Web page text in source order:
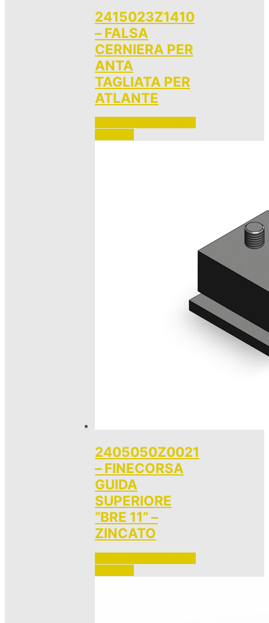
2415023Z1410
– FALSA
CERNIERA PER
ANTA
TAGLIATA PER
ATLANTE
2405050Z0021
– FINECORSA
GUIDA
SUPERIORE
“BRE 11” –
ZINCATO